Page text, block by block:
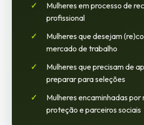
Mulheres em processo de
profissional
Mulheres que desejam
mercado de trabalho
Mulheres que precisam de
preparar para seleções
Mulheres encaminhadas por
proteção e parceiros sociais